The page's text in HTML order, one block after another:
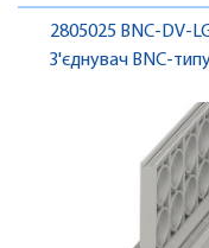
2805025 BNC-DV-
З'єднувач BNC-типу